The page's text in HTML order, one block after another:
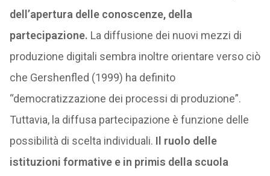
dell’apertura delle conoscenze, della
partecipazione. La diffusione dei nuovi mezzi di
produzione digitali sembra inoltre orientare verso ciò
che Gershenfled (1999) ha definito
“democratizzazione dei processi di produzione”.
Tuttavia, la diffusa partecipazione è funzione delle
possibilità di scelta individuali. Il ruolo delle
istituzioni formative e in primis della scuola